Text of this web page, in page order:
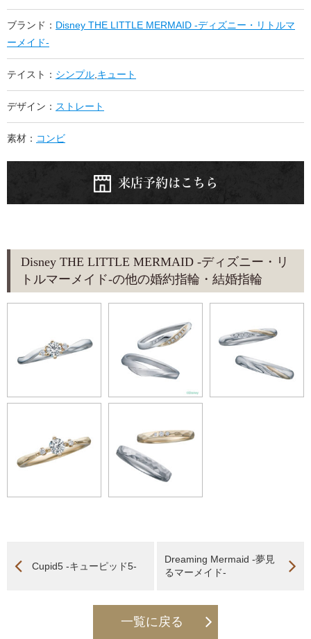
ブランド： Disney THE LITTLE MERMAID -ディズニー・リトルマ
ーメイド-
テイスト： シンプル キュート
デザイン： ストレート
素材： コンビ
来店予約はこちら
Disney THE LITTLE MERMAID -ディズニー・リ
トルマーメイド-の他の婚約指輪・結婚指輪
Cupid5 -キューピッド5-
Dreaming Mermaid -夢見
るマーメイド-
一覧に戻る